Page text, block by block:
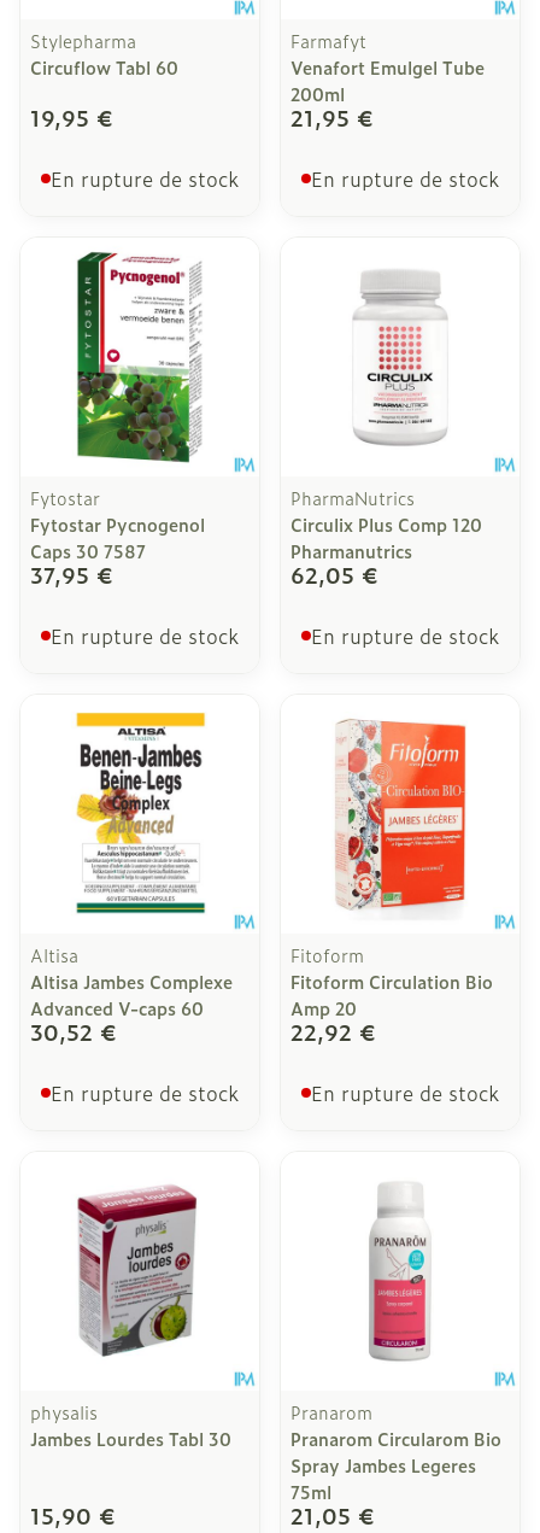
Stylepharma
Circuflow Tabl 60
19,95 €
En rupture de stock
Farmafyt
Venafort Emulgel Tube
200ml
21,95 €
En rupture de stock
Fytostar
Fytostar Pycnogenol
Caps 30 7587
37,95 €
En rupture de stock
PharmaNutrics
Circulix Plus Comp 120
Pharmanutrics
62,05 €
En rupture de stock
Altisa
Altisa Jambes Complexe
Advanced V-caps 60
30,52 €
En rupture de stock
Fitoform
Fitoform Circulation Bio
Amp 20
22,92 €
En rupture de stock
physalis
Jambes Lourdes Tabl 30
15,90 €
Pranarom
Pranarom Circularom Bio
Spray Jambes Legeres
75ml
21,05 €